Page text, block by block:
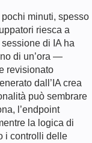
pochi minuti, spesso
riesca a
di IA ha
di un’ora —
revisionato
dall’IA crea
può sembrare
l’endpoint
la logica di
i controlli delle